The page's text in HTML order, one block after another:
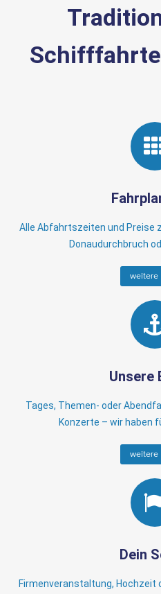
Alle Abfahrtszeiten und Preise
Donaudurchbruch
weitere
Unsere
Tages, Themen- oder
Konzerte – wir haben
weitere
Dein
Firmenveranstaltung, Hochzeit